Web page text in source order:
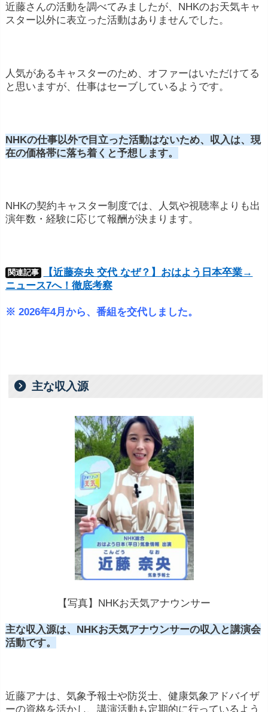
近藤さんの活動を調べてみましたが、NHKのお天気キャ
スター以外に表立った活動はありませんでした。
人気があるキャスターのため、オファーはいただけてる
と思いますが、仕事はセーブしているようです。
NHKの仕事以外で目立った活動はないため、収入は、現
在の価格帯に落ち着くと予想します。
NHKの契約キャスター制度では、人気や視聴率よりも出
演年数・経験に応じて報酬が決まります。
関連記事
【近藤奈央 交代 なぜ？】おはよう日本卒業→
ニュース7へ！徹底考察
※ 2026年4月から、番組を交代しました。
主な収入源
【写真】NHKお天気アナウンサー
主な収入源は、NHKお天気アナウンサーの収入と講演会
活動です。
近藤アナは、気象予報士や防災士、健康気象アドバイザ
ーの資格を活かし、講演活動も定期的に行っているよう